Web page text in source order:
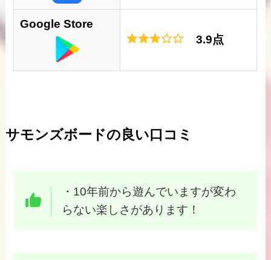
Google Store
3.9点
サモンズボードの良い口コミ
・10年前から遊んでいますが変わ
らない楽しさがあります！